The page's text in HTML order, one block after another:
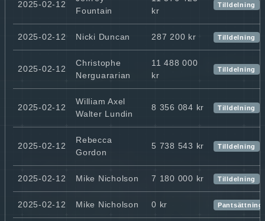
2025-02-12
Fountain
kr
Tilldelning
2025-02-12 Nicki Duncan 287 200 kr Tilldelning
2025-02-12
Christophe
Nerguararian
11 488 000
kr
Tilldelning
2025-02-12
William Axel
Walter Lundin
8 356 084 kr Tilldelning
2025-02-12
Rebecca
Gordon
5 738 543 kr Tilldelning
2025-02-12 Mike Nicholson 7 180 000 kr Tilldelning
2025-02-12 Mike Nicholson 0 kr Pantsättning